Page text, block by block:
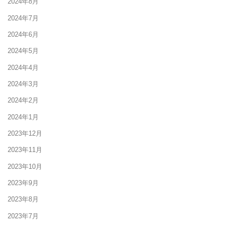
2024年7月
2024年6月
2024年5月
2024年4月
2024年3月
2024年2月
2024年1月
2023年12月
2023年11月
2023年10月
2023年9月
2023年8月
2023年7月